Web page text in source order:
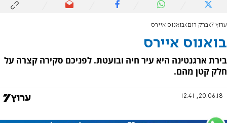
ערוץ 7 ברק רום בואנוס איירס
בואנוס איירס
בירת ארגנטינה היא עיר חיה ובועטת. לפניכם סקירה קצרה על
חלק קטן מהם.
20.06.18, 12:41